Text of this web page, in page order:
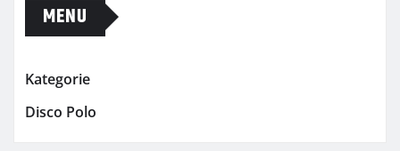
MENU
Kategorie
Disco Polo